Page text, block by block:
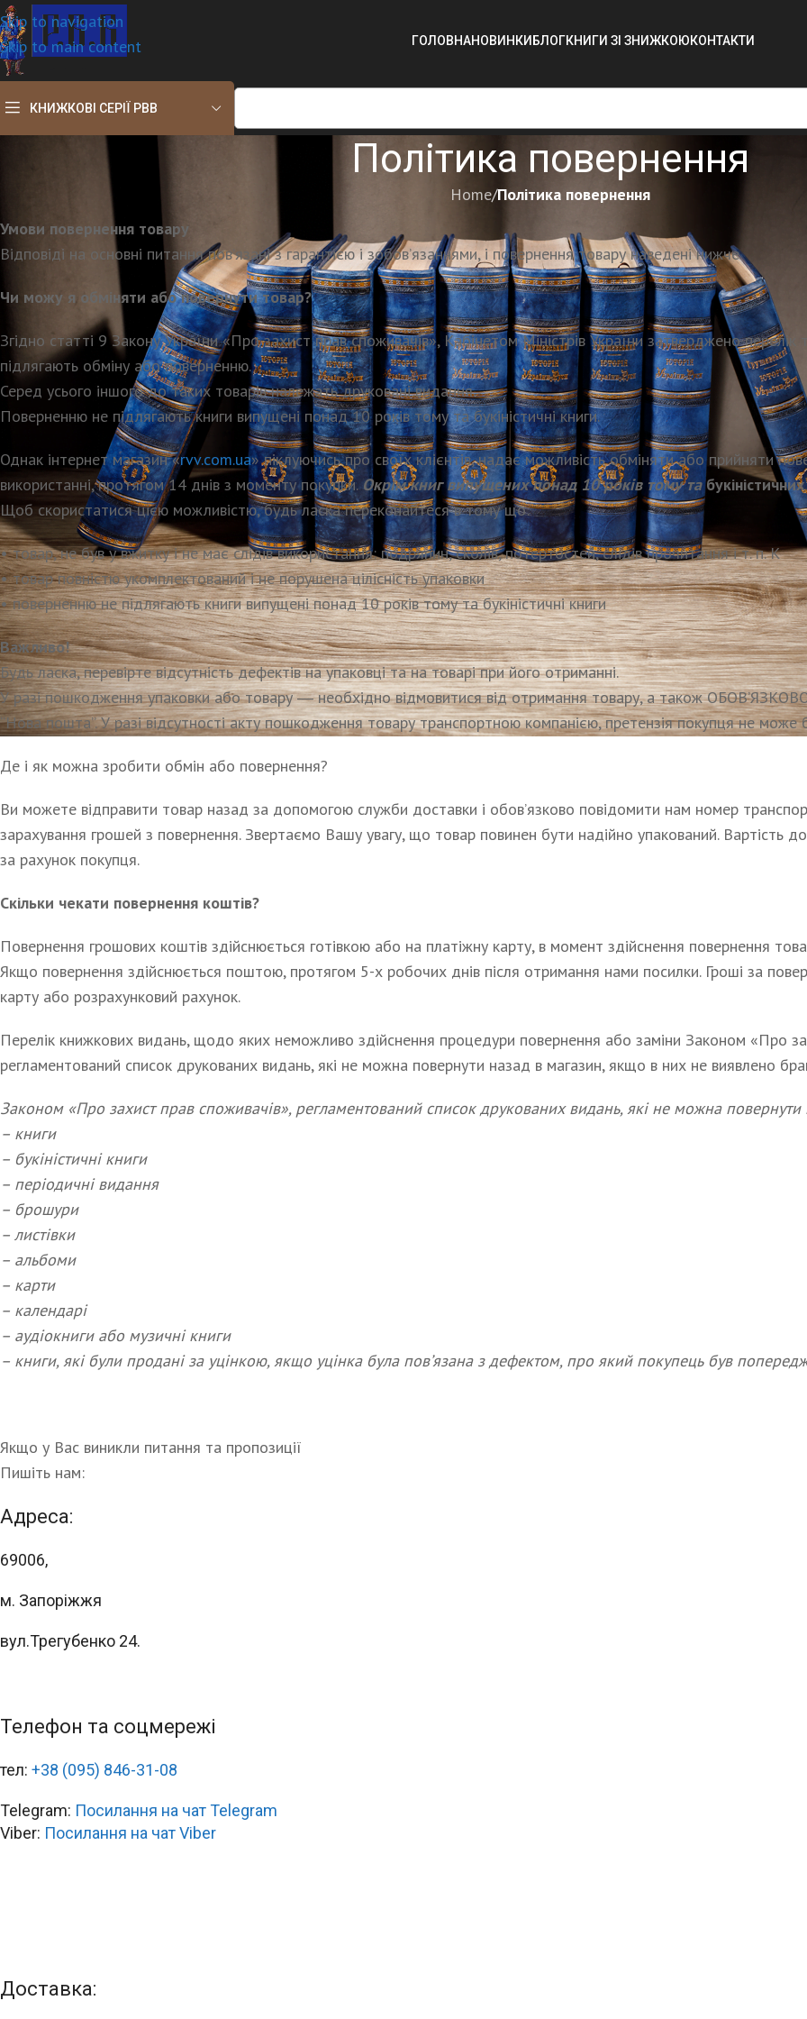
Skip to navigation
Skip to main content
ГОЛОВНАНОВИНКИ БЛОГКНИГИ ЗІ ЗНИЖКОЮКОНТАКТИ
КНИЖКОВІ СЕРІЇ РВВ
Політика повернення
Home/Політика повернення
Умови повернення товару
Відповіді на основні питання пов’язані з гарантією і зобов’язаннями, і повернення товару наведені нижче
Чи можу я обміняти або повернути товар?
Згідно статті 9 Закону України «Про захист прав споживачів», Кабінетом Міністрів України затверджено
підлягають обміну або поверненню.
Серед усього іншого до таких товарів належать друковані видання.
Поверненню не підлягають книги випущені понад 10 років тому та букіністичні книги.
Однак інтернет магазин «rvv.com.ua» піклуючись про своїх клієнтів, надає можливість обміняти або прийняти
використанні, протягом 14 днів з моменту покупки.Окрім книг випущених понад 10 років тому та
Щоб скористатися цією можливістю, будь ласка переконайтеся в тому що:
• товар, не був у вжитку і не має слідів використання: подряпин, сколів, потертостей, слідів прочитання і т. п. К
• товар повністю укомплектований і не порушена цілісність упаковки
• поверненню не підлягають книги випущені понад 10 років тому та букіністичні книги
Важливо!
Будь ласка, перевірте відсутність дефектів на упаковці та на товарі при його отриманні.
У разі пошкодження упаковки або товару ― необхідно відмовитися від отримання товару, а також ОБОВ’ЯЗКОВО
“Нова пошта”. У разі відсутності акту пошкодження товару транспортною компанією, претензія покупця не може
Де і як можна зробити обмін або повернення?
Ви можете відправити товар назад за допомогою служби доставки і обов’язково повідомити нам номер
зарахування грошей з повернення. Звертаємо Вашу увагу, що товар повинен бути надійно упакований. Вартість
за рахунок покупця.
Скільки чекати повернення коштів?
Повернення грошових коштів здійснюється готівкою або на платіжну карту, в момент здійснення повернення
Якщо повернення здійснюється поштою, протягом 5-х робочих днів після отримання нами посилки. Гроші за
карту або розрахунковий рахунок.
Перелік книжкових видань, щодо яких неможливо здійснення процедури повернення або заміни Законом «Про
регламентований список друкованих видань, які не можна повернути назад в магазин, якщо в них не виявлено
Законом «Про захист прав споживачів», регламентований список друкованих видань, які не можна повернути
– книги
– букіністичні книги
– періодичні видання
– брошури
– листівки
– альбоми
– карти
– календарі
– аудіокниги або музичні книги
– книги, які були продані за уцінкою, якщо уцінка була пов’язана з дефектом, про який покупець був
Якщо у Вас виникли питання та пропозиції
Пишіть нам:
Адреса:
69006,
м. Запоріжжя
вул.Трегубенко 24.
Телефон та соцмережі
тел: +38 (095) 846-31-08
Telegram: Посилання на чат Telegram
Viber: Посилання на чат Viber
Доставка: